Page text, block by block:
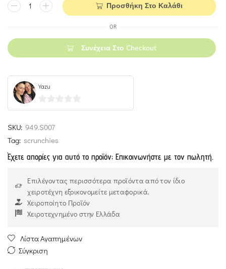
Προσθήκη Στο Καλάθι
OR
Συνέχεια Στο Checkout
Yazu
0
SKU: 949.S007
Tag: scrunchies
Έχετε απορίες για αυτό το προϊόν; Επικοινωνήστε με τον πωλητή.
Επιλέγοντας περισσότερα προϊόντα από τον ίδιο
χειροτέχνη εξοικονομείτε μεταφορικά.
Χειροποίητο Προϊόν
Χειροτεχνημένο στην Ελλάδα
Λίστα Αγαπημένων
Σύγκριση